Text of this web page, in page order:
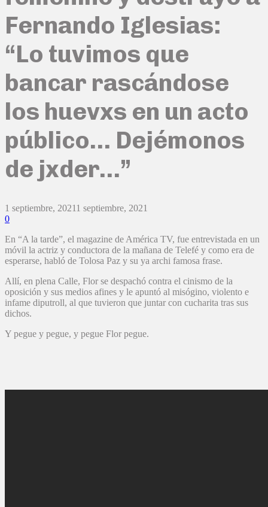
Fernando Iglesias:
“Lo tuvimos que
bancar rascándose
los huevxs en un acto
público… Dejémonos
de jxder…”
1 septiembre, 20211 septiembre, 2021
0
En “A la tarde”, el magazine de América TV, fue entrevistada en un
móvil la actriz y conductora de la mañana de Telefé y como era de
esperarse, habló de Tolosa Paz y su ya archi famosa frase.
Allí, en plena Calle, Flor se despachó contra el cinismo de la
oposición y sus medios afines y le apuntó al misógino, violento e
infame diputroll, al que tuvieron que juntar con cucharita tras sus
dichos.
Y pegue y pegue, y pegue Flor pegue.